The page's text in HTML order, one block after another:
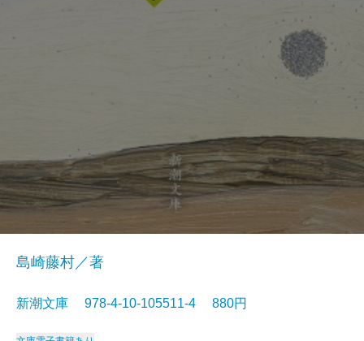
島崎藤村／著
新潮文庫 978-4-10-105511-4 880円